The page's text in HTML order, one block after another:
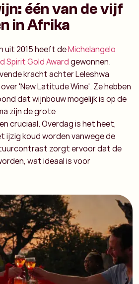
één van de vijf
in Afrika
uit 2015 heeft deMichelangelo
Spirit Gold Awardgewonnen.
kracht achter Leleshwa
'New Latitude Wine'. Ze hebben
dat wijnbouw mogelijk is op de
zijn de grote
cruciaal. Overdag is het heet,
ijzig koud worden vanwege de
zorgt ervoor dat de
wat ideaal is voor